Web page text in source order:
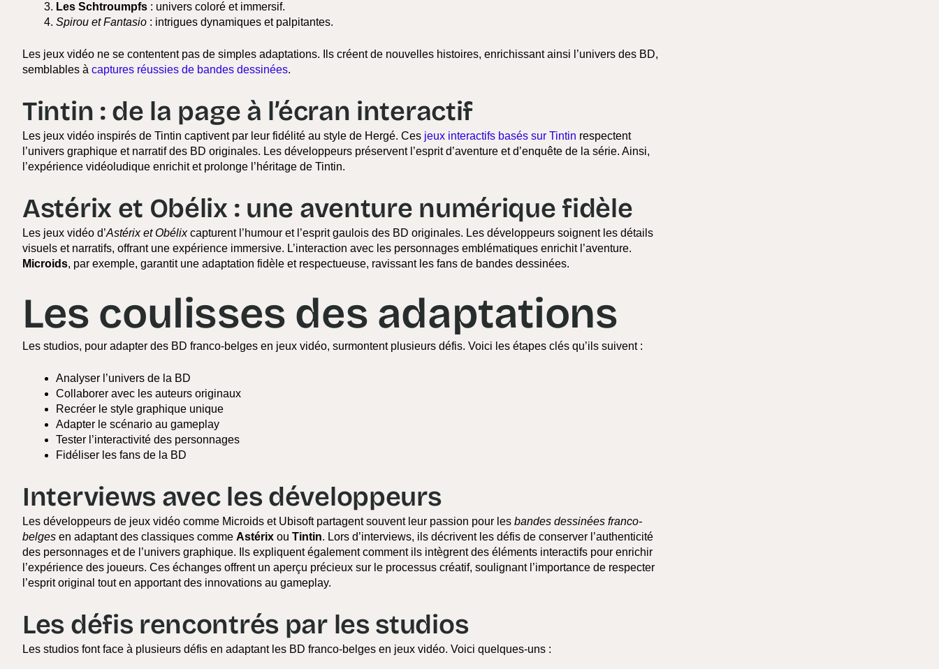
Les Schtroumpfs : univers coloré et immersif.
Spirou et Fantasio : intrigues dynamiques et palpitantes.
Les jeux vidéo ne se contentent pas de simples adaptations. Ils créent de nouvelles histoires, enrichissant ainsi l’univers des BD,
semblables à captures réussies de bandes dessinées.
Tintin : de la page à l’écran interactif
Les jeux vidéo inspirés de Tintin captivent par leur fidélité au style de Hergé. Ces jeux interactifs basés sur Tintin respectent
l’univers graphique et narratif des BD originales. Les développeurs préservent l’esprit d’aventure et d’enquête de la série. Ainsi,
l’expérience vidéoludique enrichit et prolonge l’héritage de Tintin.
Astérix et Obélix : une aventure numérique fidèle
Les jeux vidéo d’Astérix et Obélixcapturent l’humour et l’esprit gaulois des BD originales. Les développeurs soignent les détails
visuels et narratifs, offrant une expérience immersive. L’interaction avec les personnages emblématiques enrichit l’aventure.
Microids, par exemple, garantit une adaptation fidèle et respectueuse, ravissant les fans de bandes dessinées.
Les coulisses des adaptations
Les studios, pour adapter des BD franco-belges en jeux vidéo, surmontent plusieurs défis. Voici les étapes clés qu’ils suivent :
Analyser l’univers de la BD
Collaborer avec les auteurs originaux
Recréer le style graphique unique
Adapter le scénario au gameplay
Tester l’interactivité des personnages
Fidéliser les fans de la BD
Interviews avec les développeurs
Les développeurs de jeux vidéo comme Microids et Ubisoft partagent souvent leur passion pour les bandes dessinées franco-
belges en adaptant des classiques comme Astérix ou Tintin. Lors d’interviews, ils décrivent les défis de conserver l’authenticité
des personnages et de l’univers graphique. Ils expliquent également comment ils intègrent des éléments interactifs pour enrichir
l’expérience des joueurs. Ces échanges offrent un aperçu précieux sur le processus créatif, soulignant l’importance de respecter
l’esprit original tout en apportant des innovations au gameplay.
Les défis rencontrés par les studios
Les studios font face à plusieurs défis en adaptant les BD franco-belges en jeux vidéo. Voici quelques-uns :